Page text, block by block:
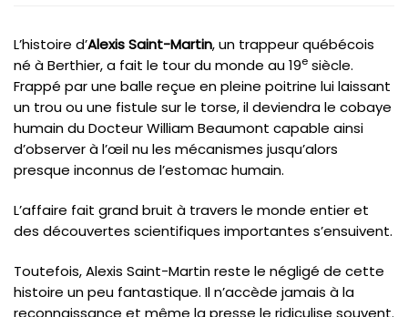
L’histoire d’Alexis Saint-Martin, un trappeur québécois
né à Berthier, a fait le tour du monde au 19e siècle.
Frappé par une balle reçue en pleine poitrine lui laissant
un trou ou une fistule sur le torse, il deviendra le cobaye
humain du Docteur William Beaumont capable ainsi
d’observer à l’œil nu les mécanismes jusqu’alors
presque inconnus de l’estomac humain.
L’affaire fait grand bruit à travers le monde entier et
des découvertes scientifiques importantes s’ensuivent.
Toutefois, Alexis Saint-Martin reste le négligé de cette
histoire un peu fantastique. Il n’accède jamais à la